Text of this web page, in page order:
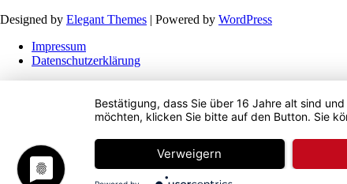
Designed by Elegant Themes | Powered by WordPress
Impressum
Datenschutzerklärung
Bestätigung, dass Sie über 16 Jahre alt sind
möchten, klicken Sie bitte auf den Button. Sie
Verweigern